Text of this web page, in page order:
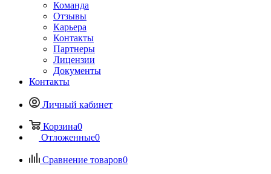
Команда
Отзывы
Карьера
Контакты
Партнеры
Лицензии
Документы
Контакты
Личный кабинет
Корзина0
Отложенные0
Сравнение товаров0